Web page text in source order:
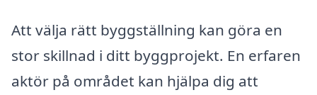
Att välja rätt byggställning kan göra en
stor skillnad i ditt byggprojekt. En erfaren
aktör på området kan hjälpa dig att